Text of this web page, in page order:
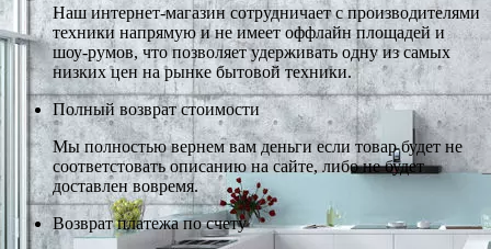
Наш интернет-магазин сотрудничает с производителями
техники напрямую и не имеет оффлайн площадей и
шоу-румов, что позволяет удерживать одну из самых
низких цен на рынке бытовой техники.
Полный возврат стоимости
Мы полностью вернем вам деньги если товар будет не
соответстовать описанию на сайте, либо не будет
доставлен вовремя.
Возврат платежа по счету